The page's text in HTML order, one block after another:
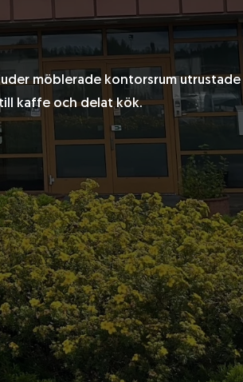
möblerade kontorsrum
kaffe och delat kök.